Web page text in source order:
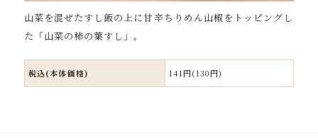
山菜を混ぜたすし飯の上に甘辛ちりめん山椒をトッピングし
た「山菜の柿の葉すし」。
税込(本体価格) 141円(130円)